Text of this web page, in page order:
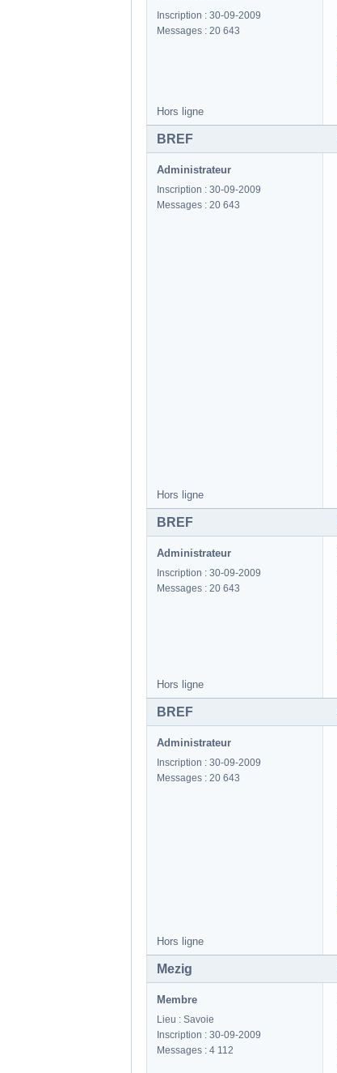
Inscription : 30-09-2009
Messages : 20 643
Hors ligne
BREF
Administrateur
Inscription : 30-09-2009
Messages : 20 643
Hors ligne
BREF
Administrateur
Inscription : 30-09-2009
Messages : 20 643
Hors ligne
BREF
Administrateur
Inscription : 30-09-2009
Messages : 20 643
Hors ligne
Mezig
Membre
Lieu : Savoie
Inscription : 30-09-2009
Messages : 4 112